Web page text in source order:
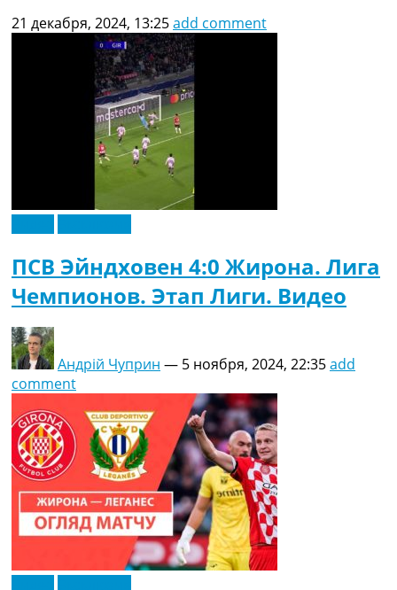
21 декабря, 2024, 13:25add comment
ПСВ Эйндховен 4:0 Жирона. Лига
Чемпионов. Этап Лиги. Видео
Андрій Чуприн — 5 ноября, 2024, 22:35add
comment